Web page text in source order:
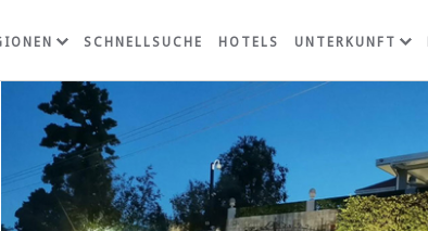
SCHNELLSUCHE HOTELS UNTERKUNFT